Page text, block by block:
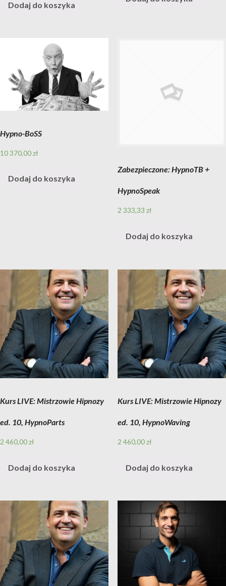
Dodaj do koszyka
Hypno-BoSS
10 370,00zł
Dodaj do koszyka
Zabezpieczone: HypnoTB +
HypnoSpeak
2 333,33 zł
Dodaj do koszyka
Kurs LIVE: Mistrzowie Hipnozy
ed. 10, HypnoParts
2 460,00zł
Dodaj do koszyka
Kurs LIVE: Mistrzowie Hipnozy
ed. 10, HypnoWaving
2 460,00zł
Dodaj do koszyka